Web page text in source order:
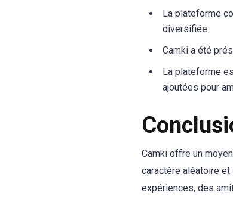
La plateforme
diversifiée.
Camki a été
La plateforme
ajoutées pour
Camki offre un
caractère aléatoire
expériences, des